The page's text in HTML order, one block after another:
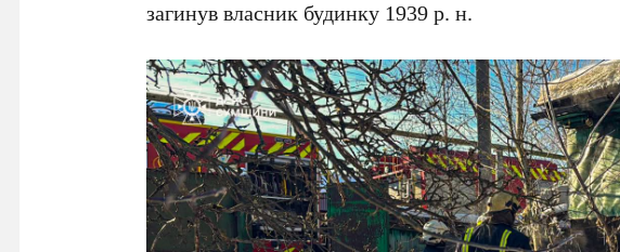
загинув власник будинку 1939 р. н.